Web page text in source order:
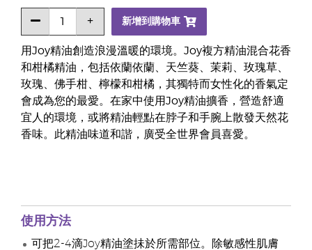
用Joy精油創造浪漫溫暖的環境。Joy複方精油混合花香
和柑橘精油，包括依蘭依蘭、天竺葵、茉莉、玫瑰草、
玫瑰、佛手柑、檸檬和柑橘，其獨特而女性化的香氣定
會成為您的最愛。在家中使用Joy精油擴香，營造舒適
宜人的環境，或將精油輕點在脖子和手腕上散發天然花
香味。此精油味道和諧，廣受全世界會員喜愛。
新增到購物車
使用方法
可把2-4滴Joy精油塗抺於所需部位。除敏感性肌膚